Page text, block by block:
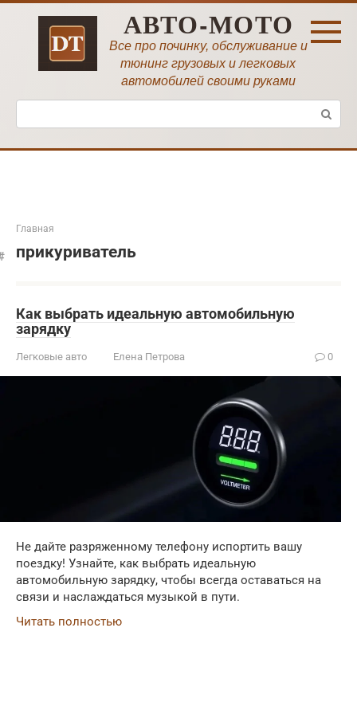
Перейти
АВТО-МОТО
Все про починку, обслуживание и
тюнинг грузовых и легковых
автомобилей своими руками
Поиск:
Главная
прикуриватель
Как выбрать идеальную автомобильную
зарядку
Легковые авто Елена Петрова 0
Не дайте разряженному телефону испортить вашу
поездку! Узнайте, как выбрать идеальную
автомобильную зарядку, чтобы всегда оставаться на
связи и наслаждаться музыкой в пути.
Читать полностью